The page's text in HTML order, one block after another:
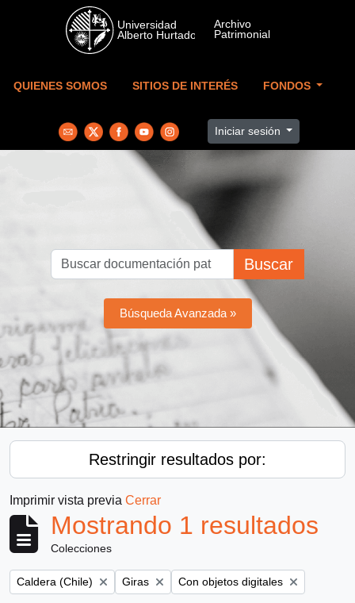
Skip to main content
QUIENES SOMOS SITIOS DE INTERÉS FONDOS
Iniciar sesión
Buscar
Búsqueda Avanzada »
Restringir resultados por:
Imprimir vista previa Cerrar
Mostrando 1 resultados
Colecciones
Remove filter:
Caldera (Chile) Remove filter:
Giras Remove filter:
Con objetos digitales